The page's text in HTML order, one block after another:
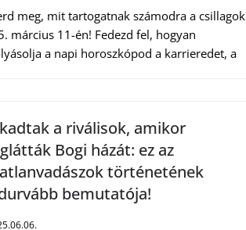
meg, mit tartogatnak számodra a csillagok
március 11-én! Fedezd fel, hogyan
a napi horoszkópod a karrieredet, a
a riválisok, amikor
Bogi házát: ez az
történetének
bemutatója!